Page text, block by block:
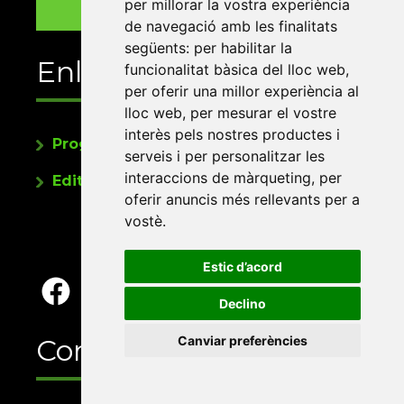
per millorar la vostra experiència
de navegació amb les finalitats
següents: per habilitar la
funcionalitat bàsica del lloc web,
per oferir una millor experiència al
lloc web, per mesurar el vostre
interès pels nostres productes i
serveis i per personalitzar les
interaccions de màrqueting, per
oferir anuncis més rellevants per a
vostè.
Estic d’acord
Declino
Canviar preferències
Enllaços
Programa de publicacions
Editorials universitàries a Twitter
Contacte